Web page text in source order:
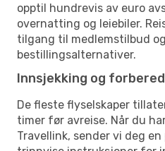
opptil hundrevis av euro
overnatting og leiebiler.
tilgang til medlemstilbud
bestillingsalternativer.
Innsjekking og
De fleste flyselskaper
timer før avreise. Når du
Travellink, sender vi deg